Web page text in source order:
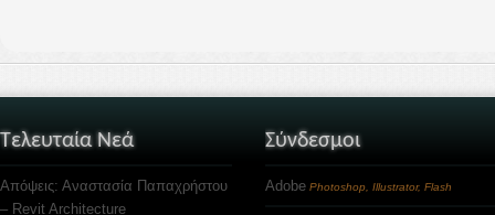
Τελευταία Νεά
Απόψεις: Αναστασία Παπαχρήστου
– Revit Architecture
Σύνδεσμοι
Adobe Photoshop, Illustrator, Flash